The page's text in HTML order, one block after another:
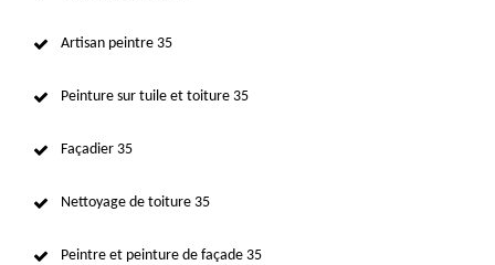
Artisan peintre 35
Peinture sur tuile et toiture 35
Façadier 35
Nettoyage de toiture 35
Peintre et peinture de façade 35